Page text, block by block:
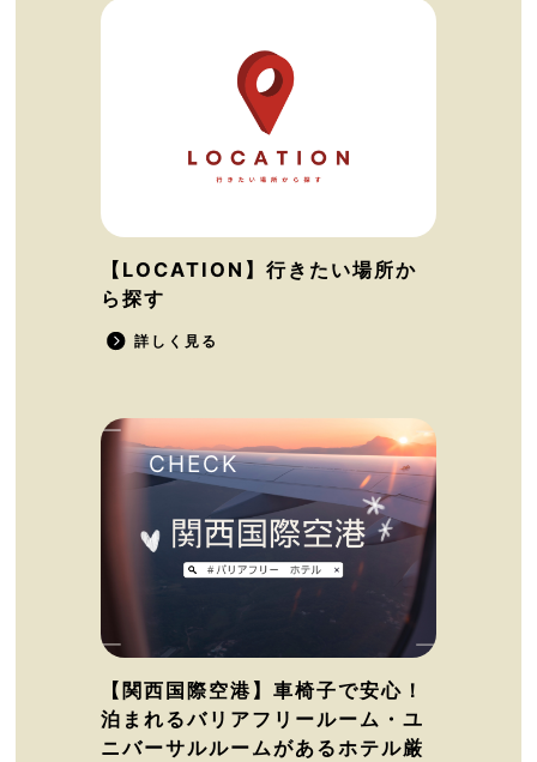
【LOCATION】行きたい場所か
ら探す
詳しく見る
【関西国際空港】車椅子で安心！
泊まれるバリアフリールーム・ユ
ニバーサルルームがあるホテル厳